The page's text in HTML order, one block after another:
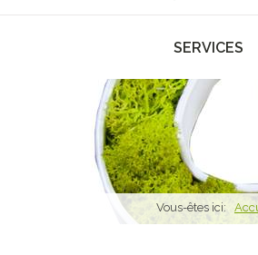
SERVICES
Vous-êtes ici: